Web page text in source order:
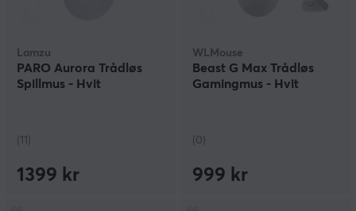
Lamzu
PARO Aurora Trådløs
Spillmus - Hvit
(11)
1399 kr
WLMouse
Beast G Max Trådløs
Gamingmus - Hvit
(0)
999 kr